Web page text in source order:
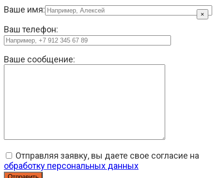
×
Ваше имя:
Ваш телефон:
Ваше сообщение:
Отправляя заявку, вы даете свое согласие на
обработку персональных данных